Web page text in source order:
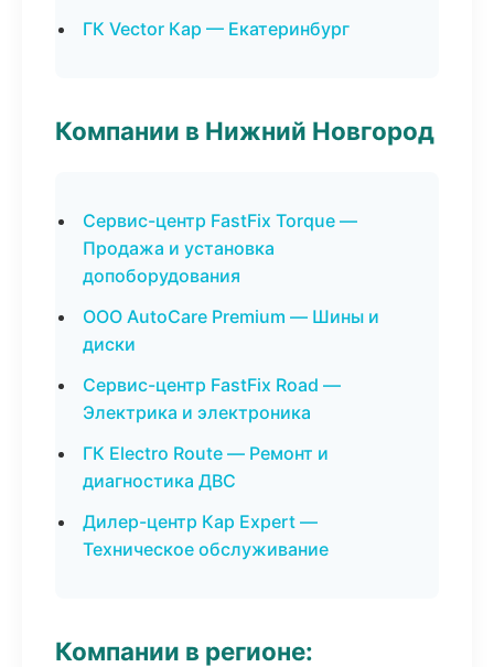
ГК Vector Кар — Екатеринбург
Компании в Нижний Новгород
Сервис-центр FastFix Torque —
Продажа и установка
допоборудования
ООО AutoCare Premium — Шины и
диски
Сервис-центр FastFix Road —
Электрика и электроника
ГК Electro Route — Ремонт и
диагностика ДВС
Дилер-центр Кар Expert —
Техническое обслуживание
Компании в регионе: